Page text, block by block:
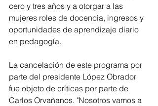
cero y tres años y a otorgar a las
mujeres roles de docencia, ingresos y
oportunidades de aprendizaje diario
en pedagogía.
La cancelación de este programa por
parte del presidente López Obrador
fue objeto de críticas por parte de
Carlos Orvañanos. "Nosotros vamos a